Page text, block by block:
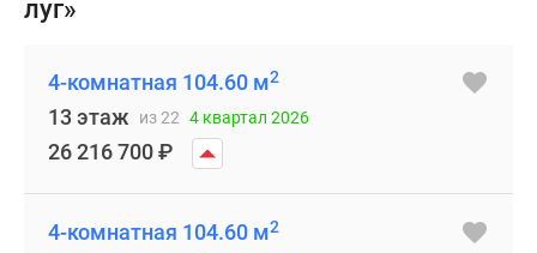
луг»
4-комнатная 104.60 м2
13 этаж из 22 4 квартал 2026
26 216 700₽
4-комнатная 104.60 м2